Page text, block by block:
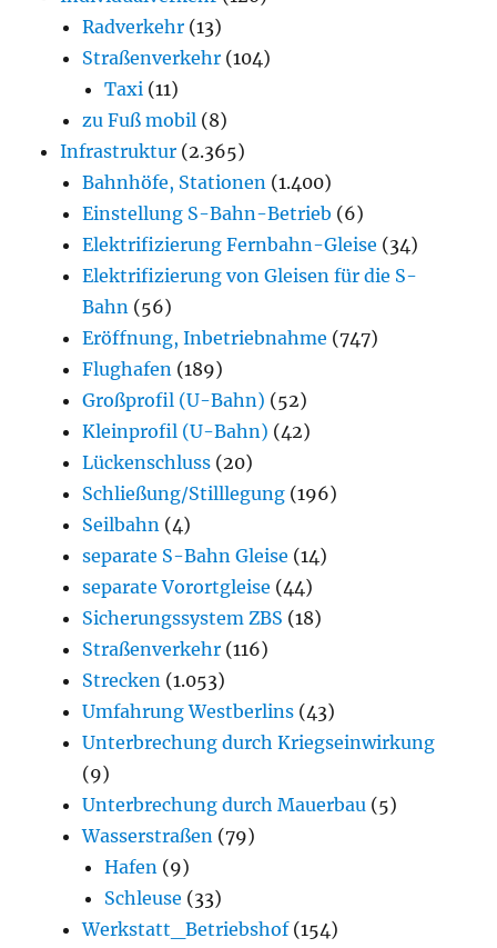
Radverkehr (13)
Straßenverkehr (104)
Taxi (11)
zu Fuß mobil (8)
Infrastruktur (2.365)
Bahnhöfe, Stationen (1.400)
Einstellung S-Bahn-Betrieb (6)
Elektrifizierung Fernbahn-Gleise (34)
Elektrifizierung von Gleisen für die S-
Bahn (56)
Eröffnung, Inbetriebnahme (747)
Flughafen (189)
Großprofil (U-Bahn) (52)
Kleinprofil (U-Bahn) (42)
Lückenschluss (20)
Schließung/Stilllegung (196)
Seilbahn (4)
separate S-Bahn Gleise (14)
separate Vorortgleise (44)
Sicherungssystem ZBS (18)
Straßenverkehr (116)
Strecken (1.053)
Umfahrung Westberlins (43)
Unterbrechung durch Kriegseinwirkung
(9)
Unterbrechung durch Mauerbau (5)
Wasserstraßen (79)
Hafen (9)
Schleuse (33)
Werkstatt_Betriebshof(154)